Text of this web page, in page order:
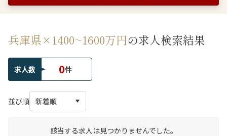
兵庫県×1400~1600万円の求人検索結果
求人数 0件
並び順
該当する求人は見つかりませんでした。